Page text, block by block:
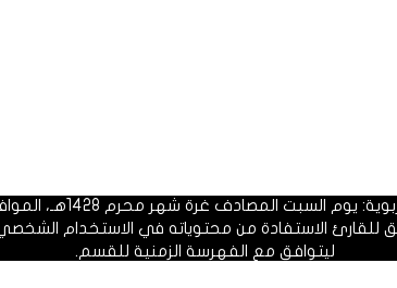
غرة شهر محرم 1428هـ، الموافق العشرون من شهر يناير 2007م.
للقارئ الاستفادة من محتوياته في الاستخدام
ليتوافق مع الفهرسة الزمنية للقسم.